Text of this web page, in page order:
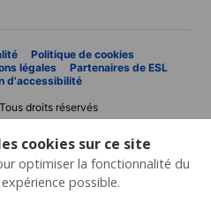
cookies sur ce site
optimiser la fonctionnalité du
possible.
Politique de cookies
légales
Partenaires de ESL
d'accessibilité
droits réservés